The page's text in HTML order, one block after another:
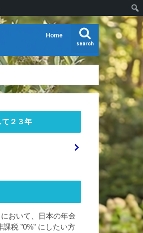
search
Home
て２３年
おいて、日本の年金
税 ”0%” にしたい方